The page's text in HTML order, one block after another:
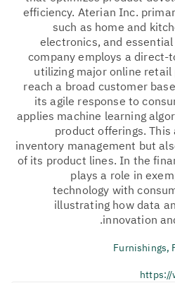
efficiency. Aterian Inc.
such as home and
electronics, and
company employs a direct-
utilizing major online
reach a broad customer
its agile response to
applies machine learning
product offerings.
inventory management but
of its product lines. In the
plays a role in
technology with
illustrating how data
innovation
Furnishings,